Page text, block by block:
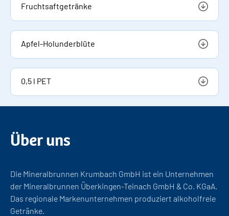
Fruchtsaftgetränke
Apfel-Holunderblüte
0,5 l PET
Über uns
Die Mineralbrunnen Krumbach GmbH ist ein Unternehmen
der Mineralbrunnen Überkingen-Teinach GmbH & Co. KGaA.
Das regionale Markenunternehmen produziert alkoholfreie
Getränke.